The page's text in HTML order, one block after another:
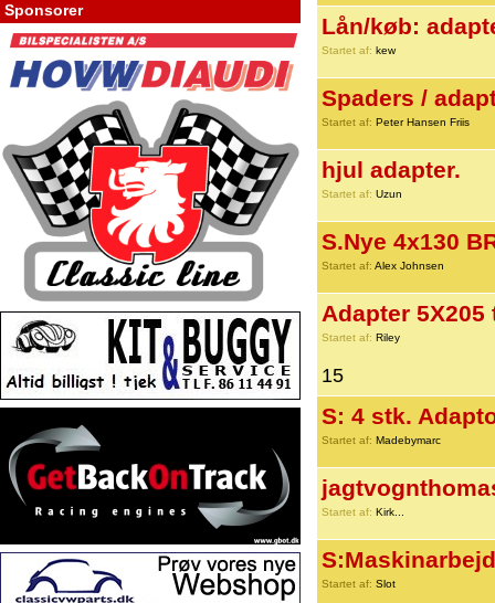
Sponsorer
Lån/køb:
Startet af: kew
Spaders /
Startet af: Peter Hansen Friis
hjul adapter.
Startet af: Uzun
S.Nye 4x130
Startet af: Alex Johnsen
Adapter 5X205
Startet af: Riley
15
S: 4 stk.
Startet af: Madebymarc
Startet af: Kirk...
Startet af: Slot